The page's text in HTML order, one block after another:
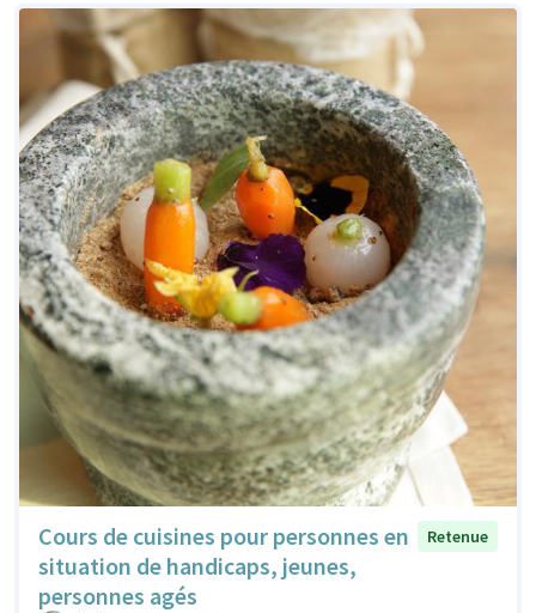
Cours de cuisines pour personnes en
situation de handicaps, jeunes,
personnes agés
Retenue